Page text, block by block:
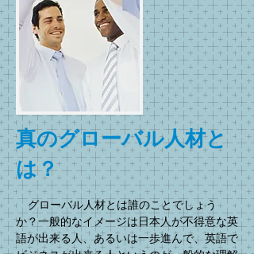
真のグローバル人材と
は？
グローバル人材とは誰のことでしょう
か？一般的なイメージは日本人が不得意な英
語が出来る人、あるいは一歩進んで、英語で